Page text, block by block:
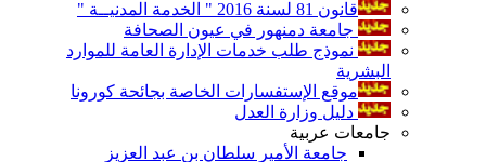
قانون 81 لسنة 2016 " الخدمة المدنيــة "
جامعة دمنهور في عيون الصحافة
نموذج طلب خدمات الإدارة العامة للموارد
البشرية
موقع الإستفسارات الخاصة بجائحة كورونا
دليل وزارة العدل
جامعات عربية
جامعة الأمير سلطان بن عبد العزيز